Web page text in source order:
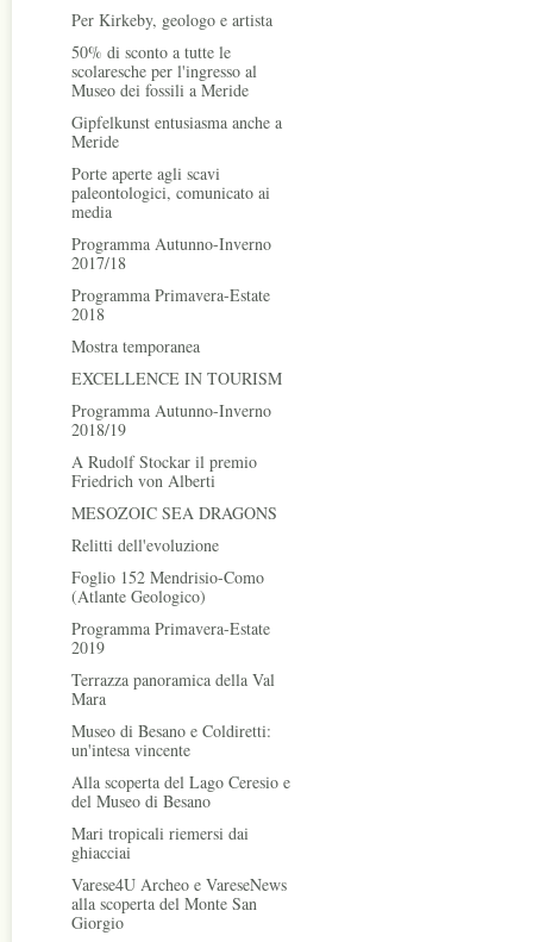
Per Kirkeby, geologo e artista
50% di sconto a tutte le
scolaresche per l'ingresso al
Museo dei fossili a Meride
Gipfelkunst entusiasma anche a
Meride
Porte aperte agli scavi
paleontologici, comunicato ai
media
Programma Autunno-Inverno
2017/18
Programma Primavera-Estate
2018
Mostra temporanea
EXCELLENCE IN TOURISM
Programma Autunno-Inverno
2018/19
A Rudolf Stockar il premio
Friedrich von Alberti
MESOZOIC SEA DRAGONS
Relitti dell'evoluzione
Foglio 152 Mendrisio-Como
(Atlante Geologico)
Programma Primavera-Estate
2019
Terrazza panoramica della Val
Mara
Museo di Besano e Coldiretti:
un'intesa vincente
Alla scoperta del Lago Ceresio e
del Museo di Besano
Mari tropicali riemersi dai
ghiacciai
Varese4U Archeo e VareseNews
alla scoperta del Monte San
Giorgio